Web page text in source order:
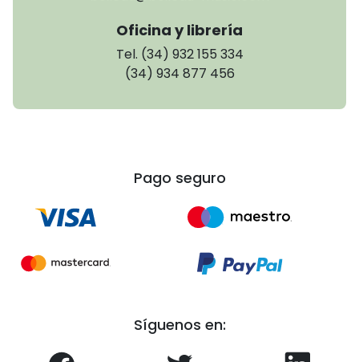
Oficina y librería
Tel. (34) 932 155 334
(34) 934 877 456
Pago seguro
Síguenos en: